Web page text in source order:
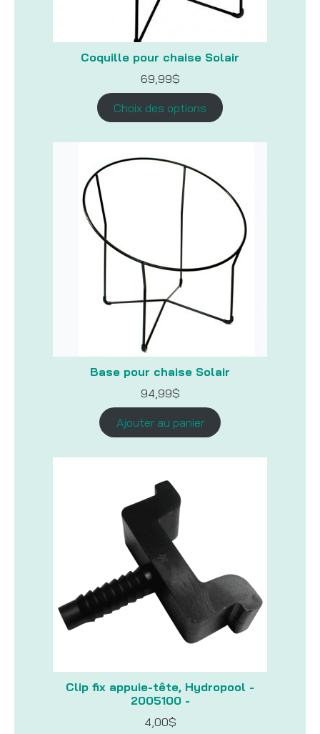
Coquille pour chaise Solair
69,99$
Choix des options
Base pour chaise Solair
94,99$
Ajouter au panier
Clip fix appuie-tête, Hydropool -
2005100 -
4,00$